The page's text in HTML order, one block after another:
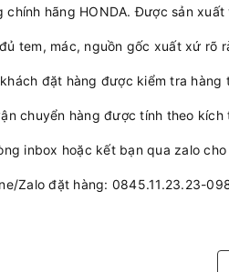
chính hãng HONDA. Được sản
tem, mác, nguồn gốc xuất xứ rõ
đặt hàng được kiểm tra hàng
chuyển hàng được tính theo
inbox hoặc kết bạn qua zalo
Zalo đặt hàng: 0845.11.23.23-